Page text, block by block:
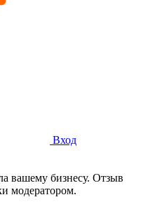
Вход
вашему бизнесу. Отзыв
модератором.